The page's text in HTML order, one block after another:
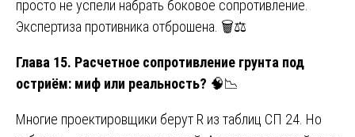
просто не успели набрать боковое сопротивление.
Экспертиза противника отброшена. 🗑️⚖️
Глава 15. Расчетное сопротивление грунта под
остриём: миф или реальность? 🧠📉
Многие проектировщики берут R из таблиц СП 24. Но